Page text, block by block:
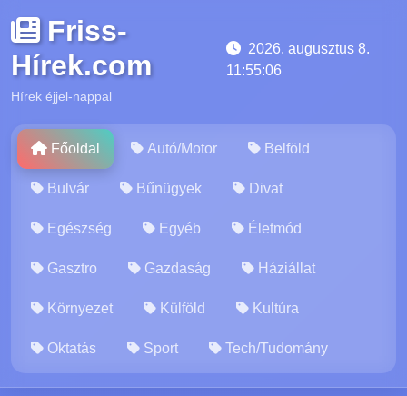
Friss-
Hírek.com
Hírek éjjel-nappal
2026. augusztus 8.
11:55:08
Főoldal Autó/Motor Belföld
Bulvár Bűnügyek Divat
Egészség Egyéb Életmód
Gasztro Gazdaság Háziállat
Környezet Külföld Kultúra
Oktatás Sport Tech/Tudomány